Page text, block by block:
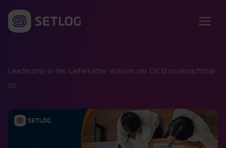
Leadership in der Lieferkette: Warum der CSCO unverzichtbar
ist